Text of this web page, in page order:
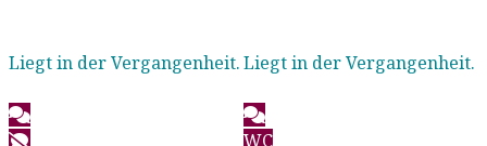
Liegt in der Vergangenheit.Liegt in der Vergangenheit.
WC